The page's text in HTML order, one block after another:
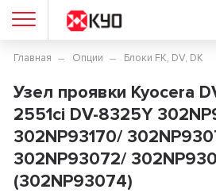
Главная Опции Блоки FK, DV, DK
Узел проявки Kyocera
2551ci DV-8325Y
302NP93170/
302NP93072/
(302NP93074)